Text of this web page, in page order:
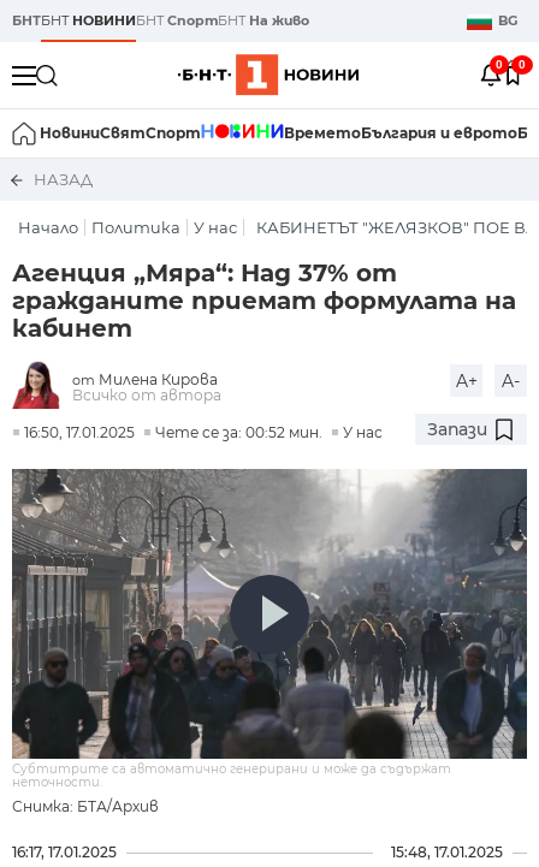
БНТБНТ НОВИНИБНТСпортБНТ На живо BG
0 0
НовиниСвятСпорт ВреметоБългария и еврото
НАЗАД
Начало Политика У нас КАБИНЕТЪТ "ЖЕЛЯЗКОВ" ПОЕ
Агенция „Мяра“: Над 37% от
гражданите приемат формулата на
кабинет
от Милена Кирова
Всичко от автора
A+ A-
16:50, 17.01.2025 Чете се за: 00:52 мин. У нас Запази
Снимка: БТА/Архив
Субтитрите са автоматично генерирани и може да съдържат
неточности.
16:17, 17.01.2025 15:48, 17.01.2025